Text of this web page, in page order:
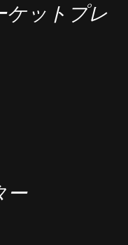
ケットプレ
ー